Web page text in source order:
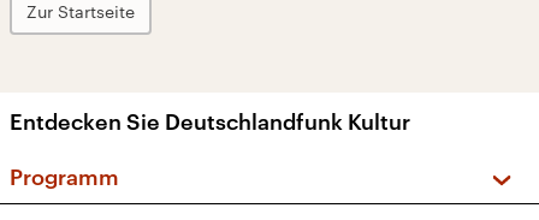
Zur Startseite
Entdecken Sie Deutschlandfunk Kultur
Programm